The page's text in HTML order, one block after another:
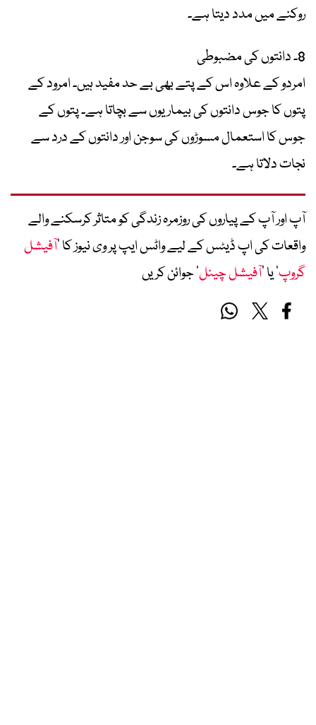
روکنے میں مدد دیتا ہے۔
8۔ دانتوں کی مضبوطی
امردو کے علاوہ اس کے پتے بھی بے حد مفید ہیں۔ امرود کے
پتوں کا جوس دانتوں کی بیماریوں سے بچاتا ہے۔ پتوں کے
جوس کا استعمال مسوڑوں کی سوجن اور دانتوں کے درد سے
نجات دلاتا ہے۔
آپ اور آپ کے پیاروں کی روزمرہ زندگی کو متاثر کرسکنے والے
واقعات کی اپ ڈیٹس کے لیے واٹس ایپ پر وی نیوز کا ’آفیشل
گروپ‘ یا ’آفیشل چینل‘ جوائن کریں